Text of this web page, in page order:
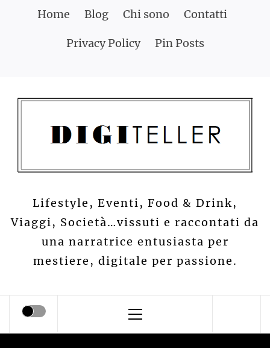
Home Blog Chi sono Contatti
Privacy Policy Pin Posts
Lifestyle, Eventi, Food & Drink,
Viaggi, Società…vissuti e raccontati da
una narratrice entusiasta per
mestiere, digitale per passione.
Menu